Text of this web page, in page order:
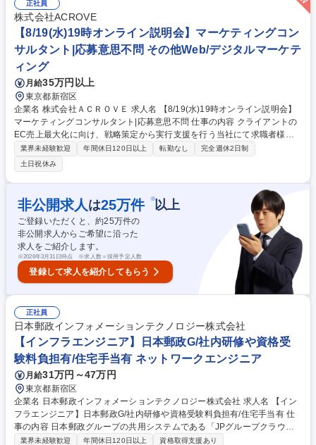
て地区ごとに割り当てられたテリトリーのオーナーとして、売り上げ計画
の立案を行い、新規のお客様に対する提案、および既存顧客に対するアッ
プセル、クロスセルを行います。 ■営業先は経営者や役員などビジネスの
リーダーが中心、コンサルティング要素の強い営業活動を行うことができ
ます。 募集職種 【名古屋】アカウントエグゼクティブ/世界No1のSaaS領
域リーディングカンパニー
正社員
株式会社ACROVE
【8/19(水)19時オンライン説明会】マーケティングコン
サルタント|応募意思不問 その他Web/デジタルマーケテ
ィング
月給35万円以上
東京都新宿区
企業名 株式会社ＡＣＲＯＶＥ 求人名 【8/19(水)19時オンライン説明会】
マーケティングコンサルタント|応募意思不問 仕事の内容 クライアントの
EC売上最大化に向け、戦略策定から実行支援を行う当社にて求職者様向
けのオンライン説明会を開催いたします。 ■日時：2026年8月19(水)19:00
～（1時間程度）■実施方法：GoogleMeet ★当日は画面オフ/音声オフで
ご参加が可能です。お気軽にお申込みください。以下は、実際の業務例と
なります。 ■現状分析に基づくECマーケティング戦略・実行計画の策定）
■プロジェクト管理（施策の実行、担当アサイン、進捗確認など） ■クラ
イアントフェイシング(定例会議やチャットコミュニケーション) ■各施策
（Amazon、楽天、SNS等）の実行・分析・ナレッジ蓄積 募集職種 【8/1
9(水)19時オンライン説明会】マーケティングコンサルタント|応募意思不
問
業界未経験歓迎 年間休日120日以上 転勤なし
完全週休2日制
土日祝休み
非公開求人 は25万件 ※以上
ご登録いただくと、約25万件の
非公開求人からご希望に沿った
求人をご紹介します。
※2026年3月31日時点 ※求人数＝採用予定人数
登録して求人を紹介してもらう
正社員
日本郵政インフォメーションテクノロジー株式会社
【インフラエンジニア】日本郵政G/社内研修や資格受
験料負担有/住宅手当有 ネットワークエンジニア
月給31万円～47万円
東京都新宿区
企業名 日本郵政インフォメーションテクノロジー株式会社 求人名 【イン
フラエンジニア】日本郵政G/社内研修や資格受験料負担有/住宅手当有 仕
事の内容 日本郵政グループの共用システムである「JPグループクラウ
ド」のITインフラスペシャリストのサブリーダーとして、以下業務をお任
業界未経験歓迎 年間休日120日以上
資格取得支援あり